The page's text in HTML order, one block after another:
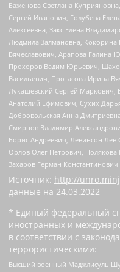
Баженова Светлана
Сергей Иванович, Голубева
Алексеевна, Закс Елена
Людмила Залмановна, Кокорина
Вячеславович, Арапова Галина
Прохоров Вадим Юрьевич,
Васильевич, Протасова Ирина
Лукашевский Сергей Маркович,
Анатолий Ефимович, Сухих
Добровольская Анна
Смирнов Владимир
Борис Андреевич, Левинсон
Орлов Олег Петрович,
Захаров Герман Константинович
Источник: http://
данные на 24.03.2022
* Единый федеральный
иностранных и
в соответствии с
террористическими:
Высший военный Маджлисуль